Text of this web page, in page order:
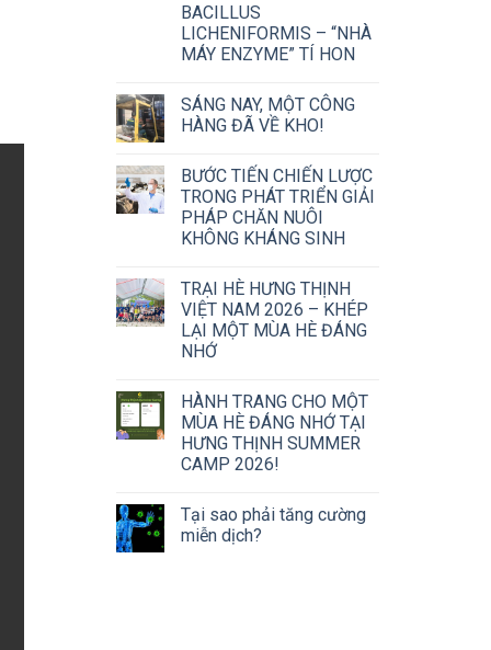
BACILLUS
LICHENIFORMIS – “NHÀ
MÁY ENZYME” TÍ HON
SÁNG NAY, MỘT CÔNG
HÀNG ĐÃ VỀ KHO!
BƯỚC TIẾN CHIẾN LƯỢC
TRONG PHÁT TRIỂN GIẢI
PHÁP CHĂN NUÔI
KHÔNG KHÁNG SINH
TRẠI HÈ HƯNG THỊNH
VIỆT NAM 2026 – KHÉP
LẠI MỘT MÙA HÈ ĐÁNG
NHỚ
HÀNH TRANG CHO MỘT
MÙA HÈ ĐÁNG NHỚ TẠI
HƯNG THỊNH SUMMER
CAMP 2026!
Tại sao phải tăng cường
miễn dịch?